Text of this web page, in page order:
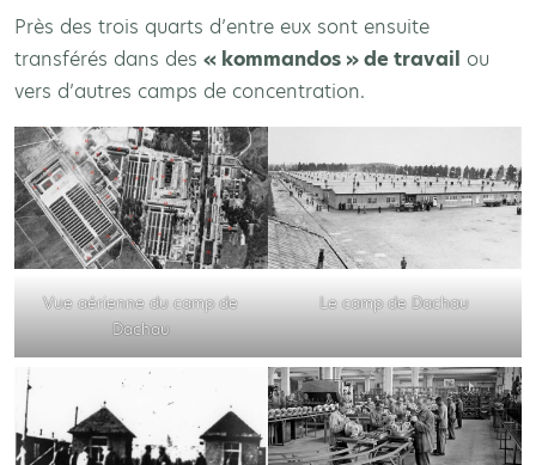
Près des trois quarts d’entre eux sont ensuite
transférés dans des « kommandos » de travail ou
vers d’autres camps de concentration.
Vue aérienne du camp de
Dachau
Le camp de Dachau